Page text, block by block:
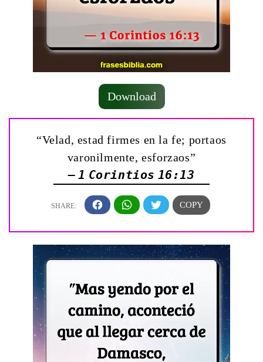
Download
“Velad, estad firmes en la fe; portaos
varonilmente, esforzaos”
— 1 Corintios 16:13